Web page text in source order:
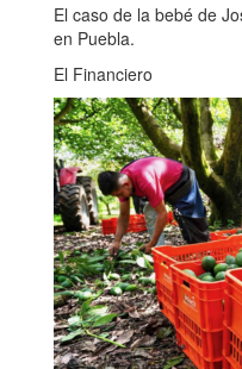
El caso de la bebé de
en Puebla.
El Financiero